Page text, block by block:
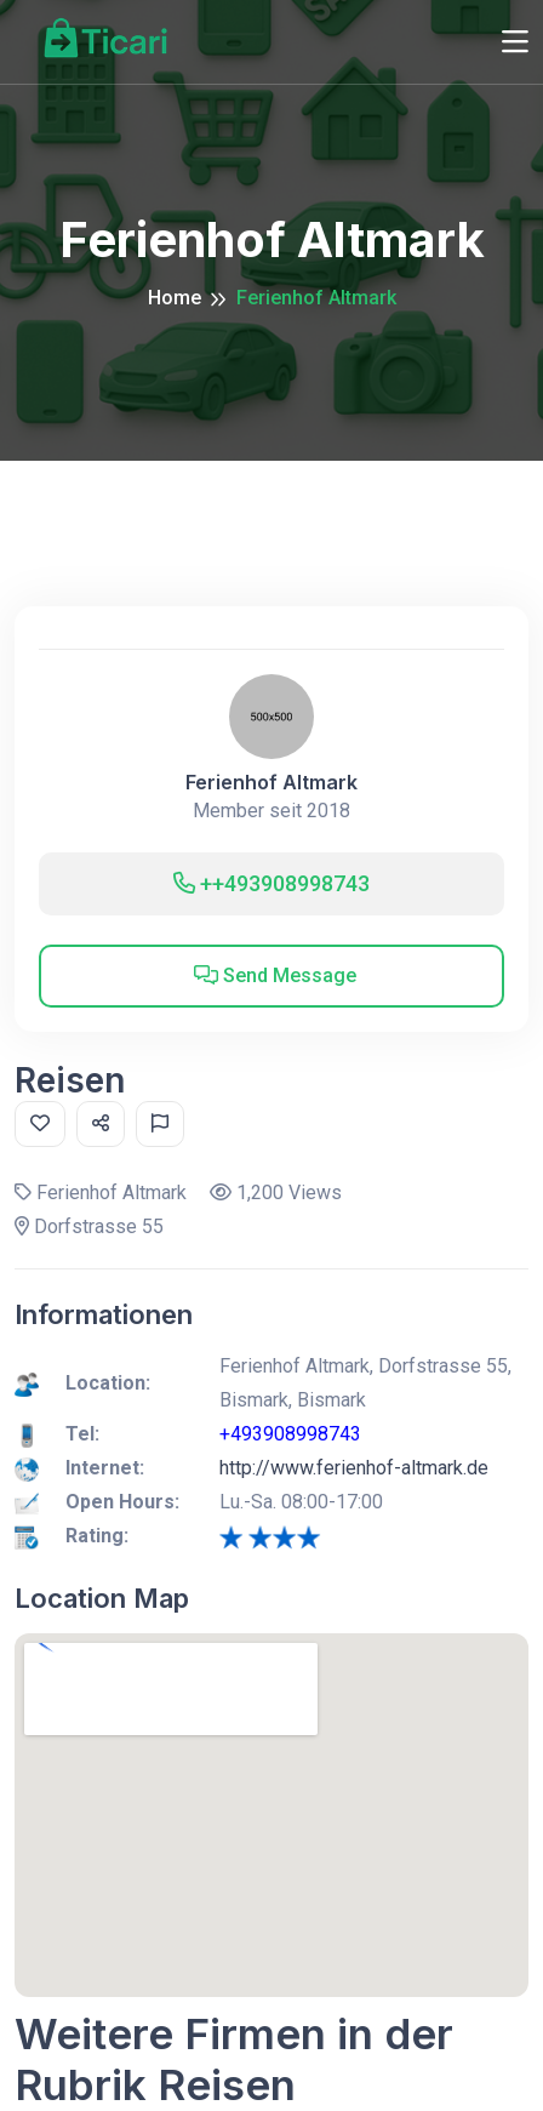
Ferienhof Altmark
Home Ferienhof Altmark
Ferienhof Altmark
Member seit 2018
++493908998743
Send Message
Reisen
Ferienhof Altmark
1,200 Views
Dorfstrasse 55
Informationen
Location:
Ferienhof Altmark, Dorfstrasse 55,
Bismark, Bismark
Tel:
+493908998743
Internet:
http://www.ferienhof-altmark.de
Open Hours:
Lu.-Sa. 08:00-17:00
Rating:
Location Map
Weitere Firmen in der
Rubrik Reisen